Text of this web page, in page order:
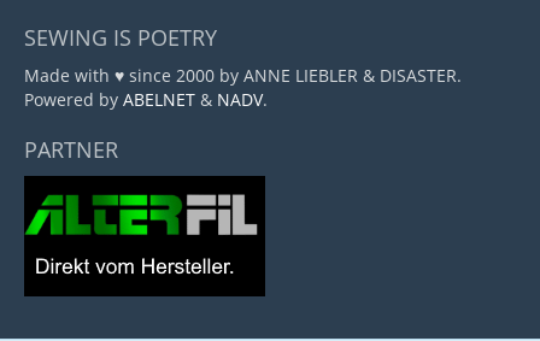
SEWING IS POETRY
Made with ♥ since 2000 by ANNE LIEBLER & DISASTER.
Powered by ABELNET & NADV.
PARTNER